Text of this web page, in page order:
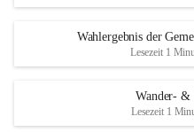
Wahlergebnis der
Lesezeit 1
Wander- &
Lesezeit 1